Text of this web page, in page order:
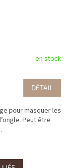
en stock
DÉTAIL
pour masquer les
Peut être